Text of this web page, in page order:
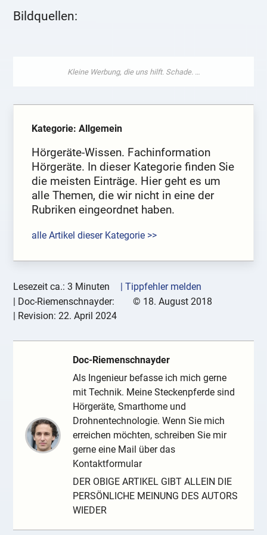
Bildquellen:
Kategorie: Allgemein
Hörgeräte-Wissen. Fachinformation
Hörgeräte. In dieser Kategorie finden Sie
die meisten Einträge. Hier geht es um
alle Themen, die wir nicht in eine der
Rubriken eingeordnet haben.
alle Artikel dieser Kategorie >>
Lesezeit ca.: 3 Minuten
| Tippfehler melden
Doc-Riemenschnayder: © 18. August 2018
| Revision:22. April 2024
Doc-Riemenschnayder
Als Ingenieur befasse ich mich gerne
mit Technik. Meine Steckenpferde sind
Hörgeräte, Smarthome und
Drohnentechnologie. Wenn Sie mich
erreichen möchten, schreiben Sie mir
gerne eine Mail über das
Kontaktformular
DER OBIGE ARTIKEL GIBT ALLEIN DIE
PERSÖNLICHE MEINUNG DES AUTORS
WIEDER